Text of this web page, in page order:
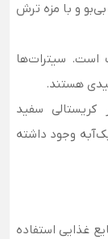
و با مزه ترش
است. سیترات‌ها
سفید
وجود داشته
غذایی استفاده